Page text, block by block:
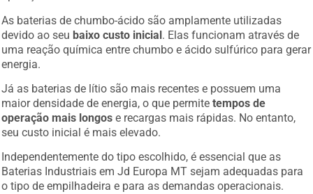
As baterias de chumbo-ácido são amplamente utilizadas
devido ao seu baixo custo inicial . Elas funcionam através de
uma reação química entre chumbo e ácido sulfúrico para gerar
energia.
Já as baterias de lítio são mais recentes e possuem uma
maior densidade de energia, o que permitetempos de
operação mais longos e recargas mais rápidas. No entanto,
seu custo inicial é mais elevado.
Independentemente do tipo escolhido, é essencial que as
Baterias Industriais em Jd Europa MT sejam adequadas para
o tipo de empilhadeira e para as demandas operacionais.